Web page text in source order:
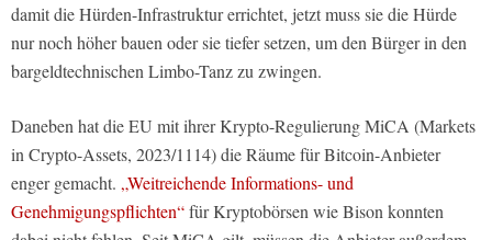
damit die Hürden-Infrastruktur errichtet, jetzt muss sie die Hürde
nur noch höher bauen oder sie tiefer setzen, um den Bürger in den
bargeldtechnischen Limbo-Tanz zu zwingen.
Daneben hat die EU mit ihrer Krypto-Regulierung MiCA (Markets
in Crypto-Assets, 2023/1114) die Räume für Bitcoin-Anbieter
enger gemacht. „Weitreichende Informations- und
Genehmigungspflichten“für Kryptobörsen wie Bison konnten